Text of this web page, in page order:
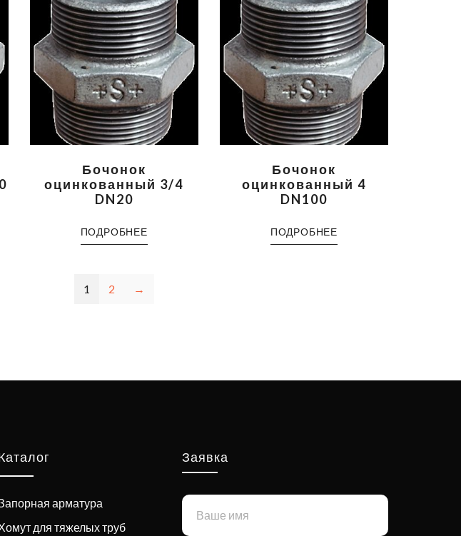
Бочонок
оцинкованный 3/4
DN20
ПОДРОБНЕЕ
Бочонок
оцинкованный 4
DN100
ПОДРОБНЕЕ
1 2 →
арматура
для тяжелых труб
Заявка